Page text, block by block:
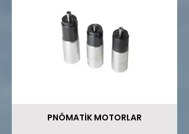
PNÖMATİK MOTORLAR